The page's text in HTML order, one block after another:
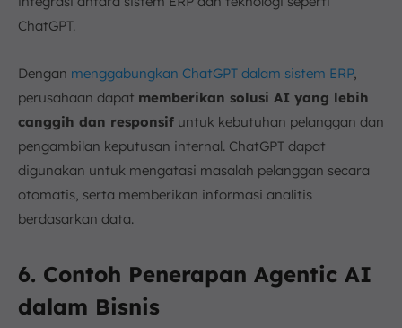
ChatGPT.
Dengan menggabungkan ChatGPT dalam sistem ERP,
perusahaan dapat memberikan solusi AI yang lebih
canggih dan responsif untuk kebutuhan pelanggan dan
pengambilan keputusan internal. ChatGPT dapat
digunakan untuk mengatasi masalah pelanggan secara
otomatis, serta memberikan informasi analitis
berdasarkan data.
6. Contoh Penerapan Agentic AI
dalam Bisnis